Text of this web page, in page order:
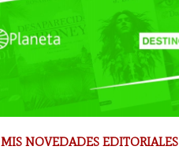
MIS NOVEDADES EDITORIALES